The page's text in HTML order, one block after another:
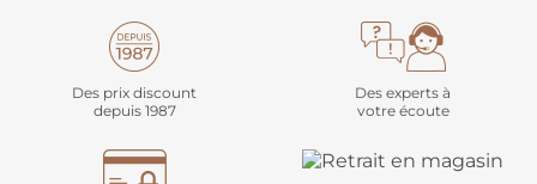
Des prix discount
depuis 1987
Des experts à
votre écoute